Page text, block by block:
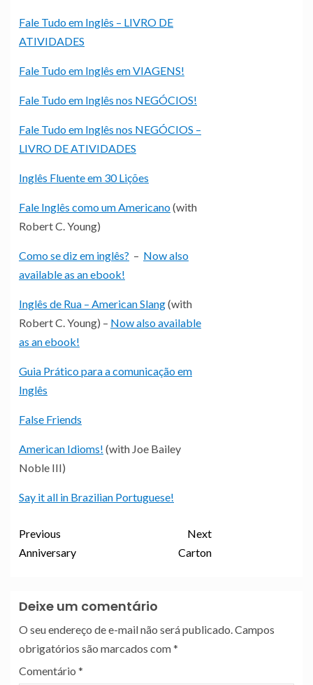
Fale Tudo em Inglês – LIVRO DE
ATIVIDADES
Fale Tudo em Inglês em VIAGENS!
Fale Tudo em Inglês nos NEGÓCIOS!
Fale Tudo em Inglês nos NEGÓCIOS –
LIVRO DE ATIVIDADES
Inglês Fluente em 30 Lições
Fale Inglês como um Americano(with
Robert C. Young)
Como se diz em inglês? – Now also
available as an ebook!
Inglês de Rua – American Slang(with
Robert C. Young) – Now also available
as an ebook!
Guia Prático para a comunicação em
Inglês
False Friends
American Idioms! (with Joe Bailey
Noble III)
Say it all in Brazilian Portuguese!
Previous
Anniversary
Next
Carton
Deixe um comentário
O seu endereço de e-mail não será publicado.Campos
obrigatórios são marcados com*
Comentário *